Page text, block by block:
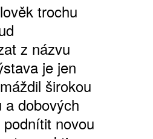
trochu
z názvu
je jen
širokou
dobových
novou